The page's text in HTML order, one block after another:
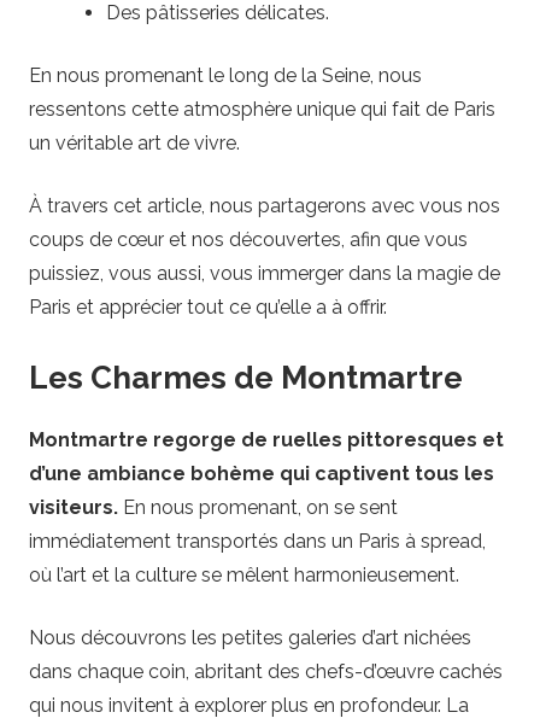
Des pâtisseries délicates.
En nous promenant le long de la Seine, nous
ressentons cette atmosphère unique qui fait de Paris
un véritable art de vivre.
À travers cet article, nous partagerons avec vous nos
coups de cœur et nos découvertes, afin que vous
puissiez, vous aussi, vous immerger dans la magie de
Paris et apprécier tout ce qu’elle a à offrir.
Les Charmes de Montmartre
Montmartre regorge de ruelles pittoresques et
d’une ambiance bohème qui captivent tous les
visiteurs. En nous promenant, on se sent
immédiatement transportés dans un Paris à spread,
où l’art et la culture se mêlent harmonieusement.
Nous découvrons les petites galeries d’art nichées
dans chaque coin, abritant des chefs-d’œuvre cachés
qui nous invitent à explorer plus en profondeur. La